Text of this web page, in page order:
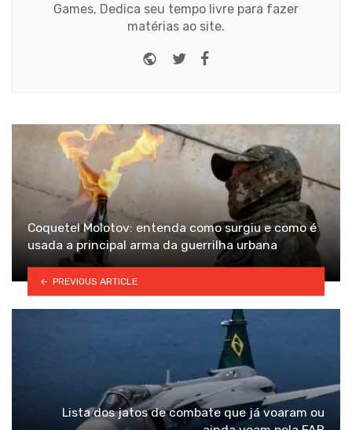
Games, Dedica seu tempo livre para fazer
matérias ao site.
Website
Twitter
Coquetel Molotov: entenda como surgiu e como é
usada a principal arma da guerrilha urbana
PREVIOUS ARTICLE
Lista dos jatos de combate que já voaram ou